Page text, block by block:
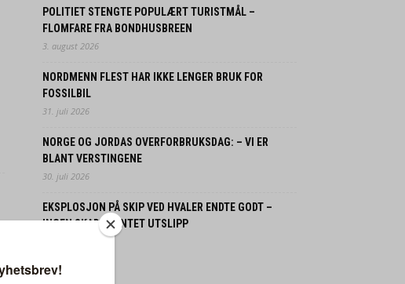
POLITIET STENGTE POPULÆRT TURISTMÅL –
FLOMFARE FRA BONDHUSBREEN
3. august 2026
NORDMENN FLEST HAR IKKE LENGER BRUK FOR
FOSSILBIL
31. juli 2026
NORGE OG JORDAS OVERFORBRUKSDAG: – VI ER
BLANT VERSTINGENE
30. juli 2026
EKSPLOSJON PÅ SKIP VED HVALER ENDTE GODT –
INGEN SKADDE, INTET UTSLIPP